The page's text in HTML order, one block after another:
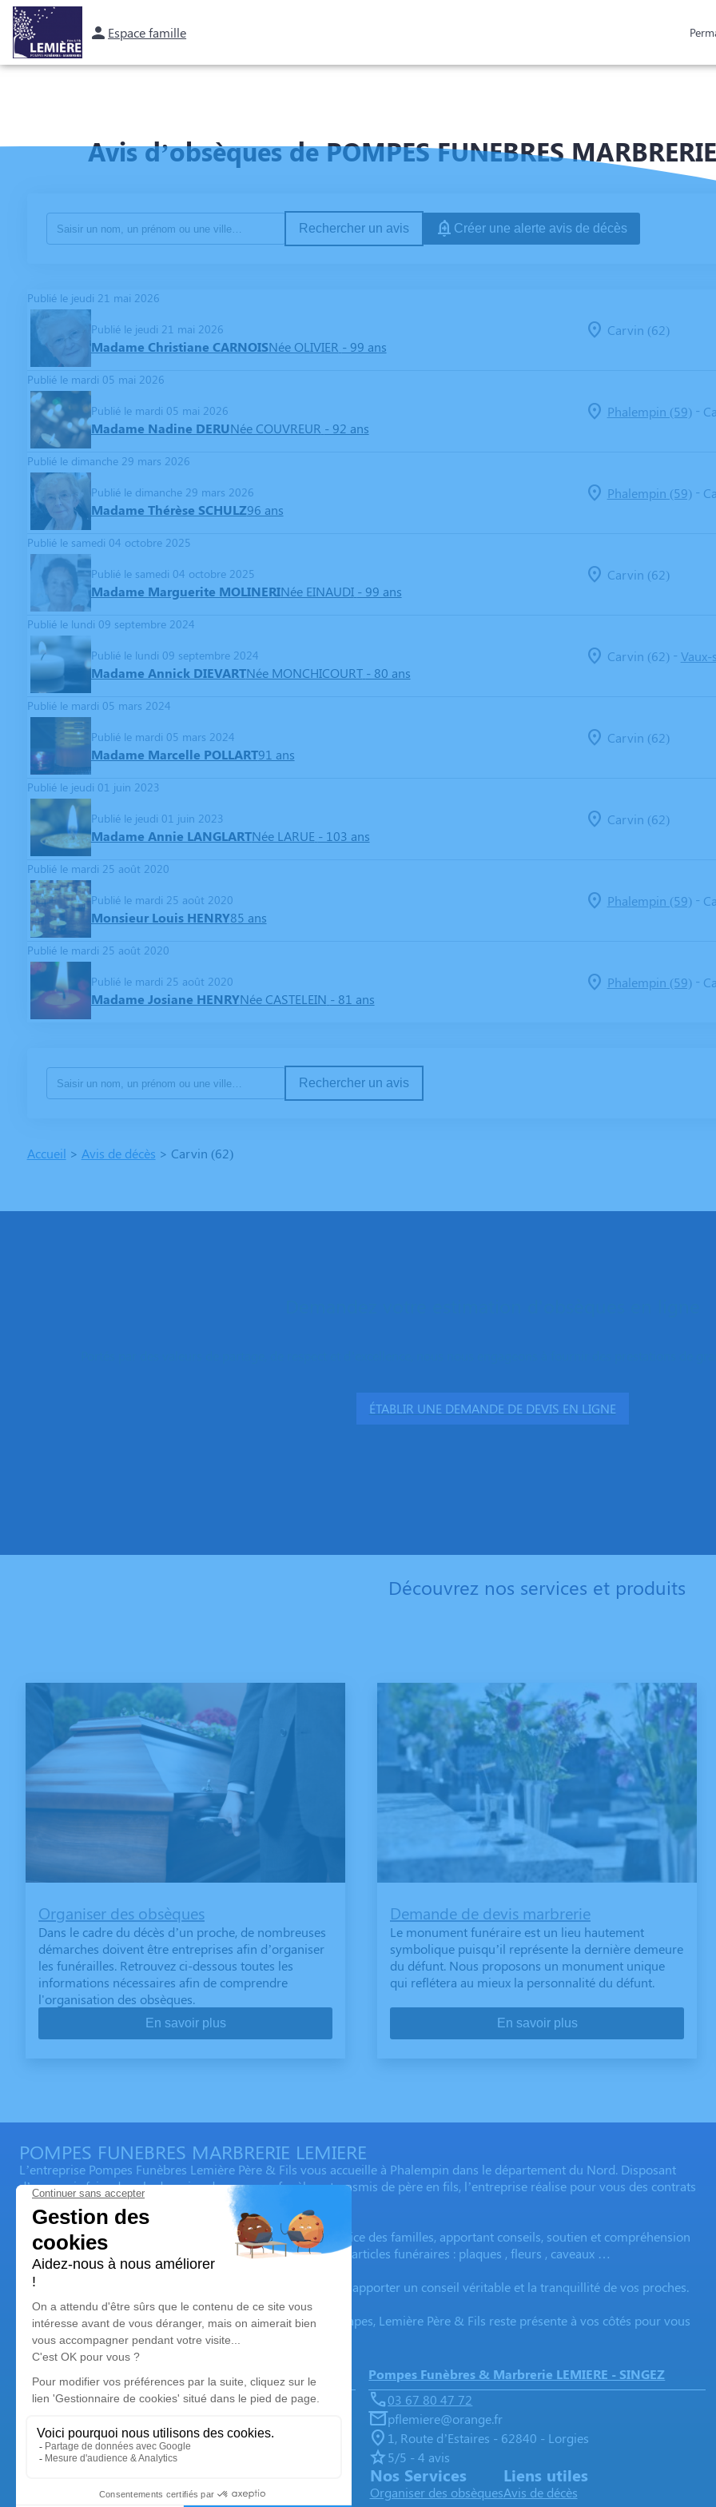
Espace famille
NOS SERVICES NOS AGENCES
Avis d’obsèques de POMPES FUNEBRES
Rechercher un avis Créer une alerte avis de décès
Publié le jeudi 21 mai 2026
Publié le jeudi 21 mai 2026
Madame Christiane CARNOISNée OLIVIER - 99 ans
Carvin (62)
Publié le mardi 05 mai 2026
Publié le mardi 05 mai 2026
Madame Nadine DERUNée COUVREUR - 92 ans
Phalempin (59)-
Publié le dimanche 29 mars 2026
Publié le dimanche 29 mars 2026
Madame Thérèse SCHULZ96 ans
Phalempin (59)-
Publié le samedi 04 octobre 2025
Publié le samedi 04 octobre 2025
Madame Marguerite MOLINERINée EINAUDI - 99 ans
Carvin (62)
Publié le lundi 09 septembre 2024
Publié le lundi 09 septembre 2024
Madame Annick DIEVARTNée MONCHICOURT - 80 ans
Carvin (62)-
Publié le mardi 05 mars 2024
Publié le mardi 05 mars 2024
Madame Marcelle POLLART91 ans
Carvin (62)
Publié le jeudi 01 juin 2023
Publié le jeudi 01 juin 2023
Madame Annie LANGLARTNée LARUE - 103 ans
Carvin (62)
Publié le mardi 25 août 2020
Publié le mardi 25 août 2020
Monsieur Louis HENRY85 ans
Phalempin (59)-
Publié le mardi 25 août 2020
Publié le mardi 25 août 2020
Madame Josiane HENRYNée CASTELEIN - 81 ans
Phalempin (59)-
Rechercher un avis
Accueil > Avis de décès > Carvin (62)
ÉTABLIR UNE DEMANDE DE DEVIS EN LIGNE
Découvrez nos services et produits
Organiser des obsèques
Dans le cadre du décès d’un proche, de nombreuses
démarches doivent être entreprises afin d’organiser
les funérailles. Retrouvez ci-dessous toutes les
informations nécessaires afin de comprendre
l'organisation des obsèques.
En savoir plus
Demande de devis marbrerie
Le monument funéraire est un lieu hautement
symbolique puisqu’il représente la dernière demeure
du défunt. Nous proposons un monument unique
qui reflétera au mieux la personnalité du défunt.
En savoir plus
POMPES FUNEBRES MARBRERIE LEMIERE
L’entreprise Pompes Funèbres Lemière Père & Fils vous accueille à Phalempin dans le département du Nord. Disposant
d’un savoir-faire dans le domaine des pompes funèbres transmis de père en fils, l’entreprise réalise pour vous des contrats
d’obsèques adaptés à vos besoins.
Depuis de nombreuses années, toute son équipe est au service des familles, apportant conseils, soutien et compréhension
dans ces moments difficiles. Elle met à votre disposition des articles funéraires : plaques , fleurs , caveaux …
Ses devises sont le respect des volontés de chacun, toujours apporter un conseil véritable et la tranquillité de vos proches.
L’organisation des obsèques comportant de nombreuses étapes, Lemière Père & Fils reste présente à vos côtés pour vous
soutenir et vous épauler tout au long des funérailles.
Nos agences
Pompes Funèbres Lemière
03 74 11 11 82
26, rue du Maréchal Foch - 59133 - Phalempin
4.7/5 - 34 avis
Pompes Funèbres & Marbrerie LEMIERE - SINGEZ
03 67 80 47 72
pflemiere@orange.fr
1, Route d’Estaires - 62840 - Lorgies
5/5 - 4 avis
Nos Services
Organiser des obsèques
Liens utiles
Avis de décès